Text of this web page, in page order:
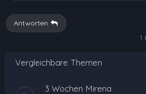
Antworten
1
Vergleichbare Themen
3 Wochen Mirena